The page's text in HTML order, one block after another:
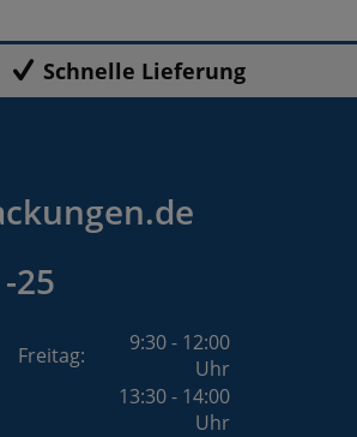
Schnelle Lieferung
25
Freitag:
9:30 - 12:00
Uhr
13:30 - 14:00
Uhr